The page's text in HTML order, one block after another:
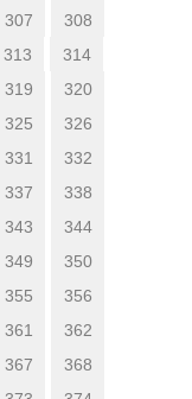
307
308
313
314
319
320
325
326
331
332
337
338
343
344
349
350
355
356
361
362
367
368